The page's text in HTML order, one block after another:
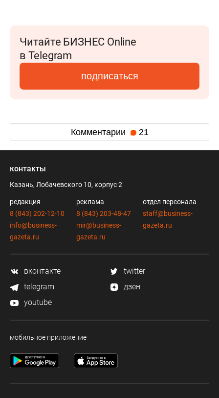
Читайте БИЗНЕС Online
в Telegram
подписаться
Комментарии 21
контакты
Казань, Лобачевского 10, корпус 2
редакция
8 (843) 202-12-10
info@business-
gazeta.ru
реклама
8 (843) 203-48-47
mir@business-
gazeta.ru
отдел персонала
staff@business-
gazeta.ru
вконтакте
twitter
telegram
дзен
youtube
мобильное приложение